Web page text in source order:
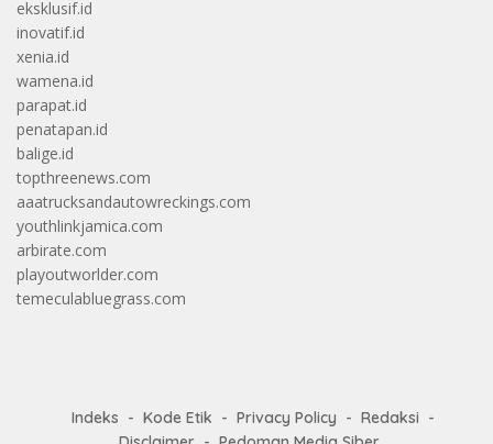
eksklusif.id
inovatif.id
xenia.id
wamena.id
parapat.id
penatapan.id
balige.id
topthreenews.com
aaatrucksandautowreckings.com
youthlinkjamica.com
arbirate.com
playoutworlder.com
temeculabluegrass.com
Indeks Kode Etik Privacy Policy
Redaksi